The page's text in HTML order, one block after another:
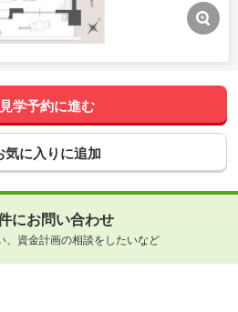
見学予約に進む
にお問い合わせ
、資金計画の相談をしたいなど